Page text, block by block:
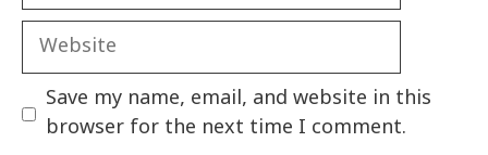
Website
Save my name, email, and website in this
browser for the next time I comment.